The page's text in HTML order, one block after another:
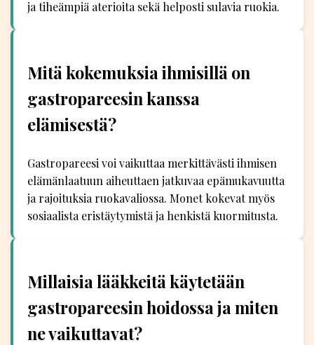
ja tiheämpiä aterioita sekä helposti sulavia ruokia.
Mitä kokemuksia ihmisillä on
gastropareesin kanssa
elämisestä?
Gastropareesi voi vaikuttaa merkittävästi ihmisen
elämänlaatuun aiheuttaen jatkuvaa epämukavuutta
ja rajoituksia ruokavaliossa. Monet kokevat myös
sosiaalista eristäytymistä ja henkistä kuormitusta.
Millaisia lääkkeitä käytetään
gastropareesin hoidossa ja miten
ne vaikuttavat?